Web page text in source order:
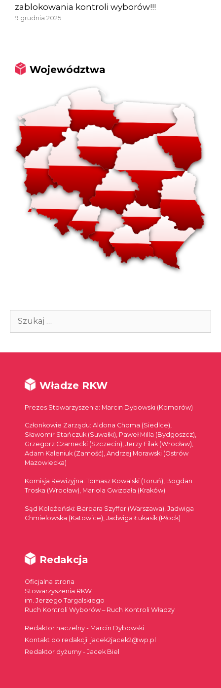
zablokowania kontroli wyborów!!!
9 grudnia 2025
Województwa
Szukaj:
Władze RKW
Prezes Stowarzyszenia: Marcin Dybowski (Komorów)
Członkowie Zarządu: Aldona Choma (Siedlce),
Sławomir Stańczuk (Suwałki), Paweł Milla (Bydgoszcz),
Grzegorz Czarnecki (Szczecin), Jerzy Filak (Wrocław),
Adam Kaleniuk (Zamość), Andrzej Morawski (Ostrów
Mazowiecka)
Komisja Rewizyjna: Tomasz Kowalski (Toruń), Bogdan
Troska (Wrocław), Mariola Gwizdała (Kraków)
Sąd Koleżeński: Barbara Szyffer (Warszawa), Jadwiga
Chmielowska (Katowice), Jadwiga Łukasik (Płock)
Redakcja
Oficjalna strona
Stowarzyszenia RKW
im. Jerzego Targalskiego
Ruch Kontroli Wyborów – Ruch Kontroli Władzy
Redaktor naczelny - Marcin Dybowski
Kontakt do redakcji: jacek2jacek2@wp.pl
Redaktor dyżurny - Jacek Biel